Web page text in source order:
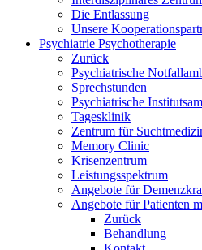
Die Entlassung
Unsere
Psychiatrie Psychotherapie
Zurück
Psychiatrische
Sprechstunden
Psychiatrische
Tagesklinik
Zentrum für
Memory Clinic
Krisenzentrum
Leistungsspektrum
Angebote für
Angebote für Patienten
Zurück
Behandlung